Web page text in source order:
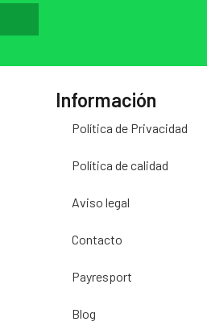
Información
Política de Privacidad
Política de calidad
Aviso legal
Contacto
Payresport
Blog